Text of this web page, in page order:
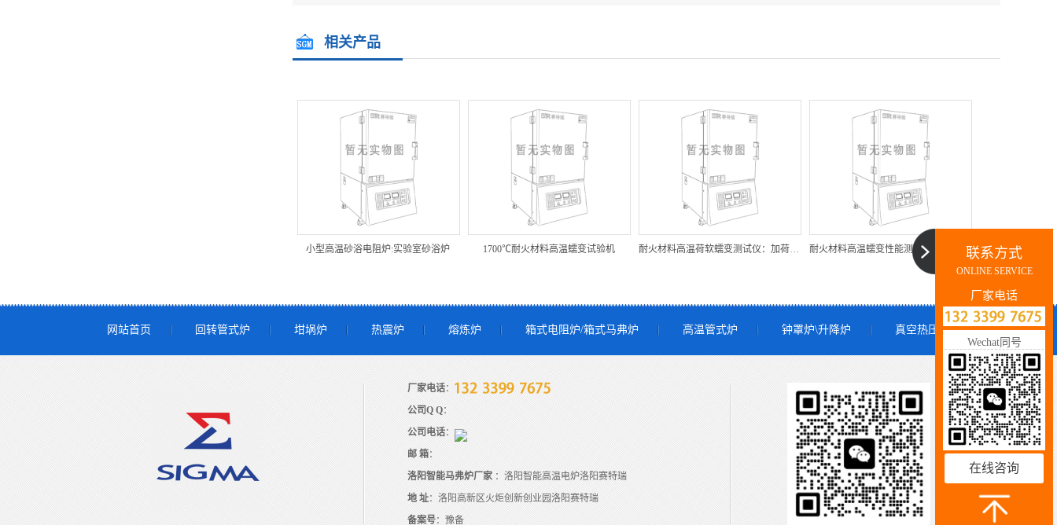
相关产品
小型高温砂浴电阻炉:实验室砂浴炉 1700℃耐火材料高温蠕变试验机 耐火材料高温荷软蠕变测试仪：加荷多试样耐火材料荷软蠕 耐火材料高温蠕变性能测试仪：耐火材料荷软蠕变试验炉
网站首页 回转管式炉 坩埚炉 热震炉 熔炼炉 箱式电阻炉/箱式马弗炉 高温管式炉 钟罩炉\升降炉 真空热压炉
厂家电话：
公司Q Q：
公司电话：
邮 箱：
洛阳智能马弗炉厂家：洛阳智能高温电炉洛阳赛特瑞
地 址：洛阳高新区火炬创新创业园洛阳赛特瑞
备案号：豫备
联系方式
ONLINE SERVICE
厂家电话
Wechat同号
在线咨询